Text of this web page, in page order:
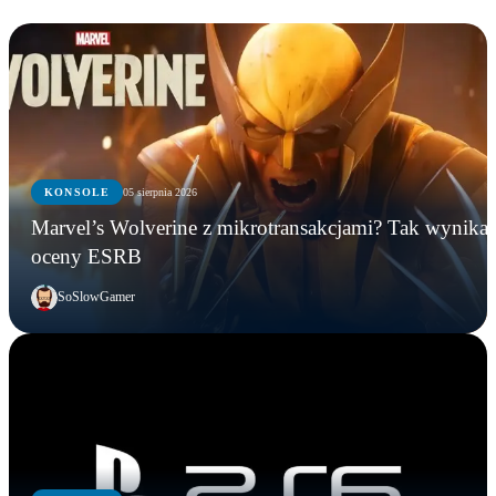
KONSOLE 05 sierpnia 2026
Marvel’s Wolverine z mikrotransakcjami? Tak wynika
oceny ESRB
SoSlowGamer